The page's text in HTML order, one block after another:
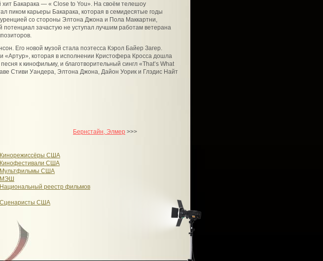
хит Бакарака — « Close to You». На своём телешоу
пиком карьеры Бакарака, которая в семидесятые годы
со стороны Элтона Джона и Пола Маккартни,
зачастую не уступал лучшим работам ветерана
Его новой музой стала поэтесса Кэрол Байер Загер.
«Артур», которая в исполнении Кристофера Кросса дошла
к кинофильму, и благотворительный сингл «That’s What
Стиви Уандера, Элтона Джона, Дайон Уорик и Глэдис Найт
Бернстайн, Элмер >>>
Кинорежиссёры США
Кинофестивали США
Мультфильмы США
МЭШ
Национальный реестр фильмов
Сценаристы США